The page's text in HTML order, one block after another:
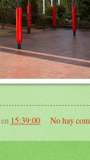
en 15:39:00 No hay